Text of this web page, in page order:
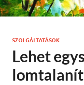
SZOLGÁLTATÁSOK
Lehet